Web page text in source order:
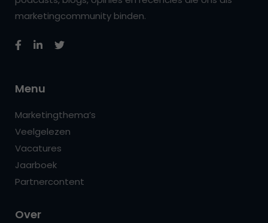
marketingcommunity binden.
Menu
Marketingthema’s
Veelgelezen
Vacatures
Jaarboek
Partnercontent
Over